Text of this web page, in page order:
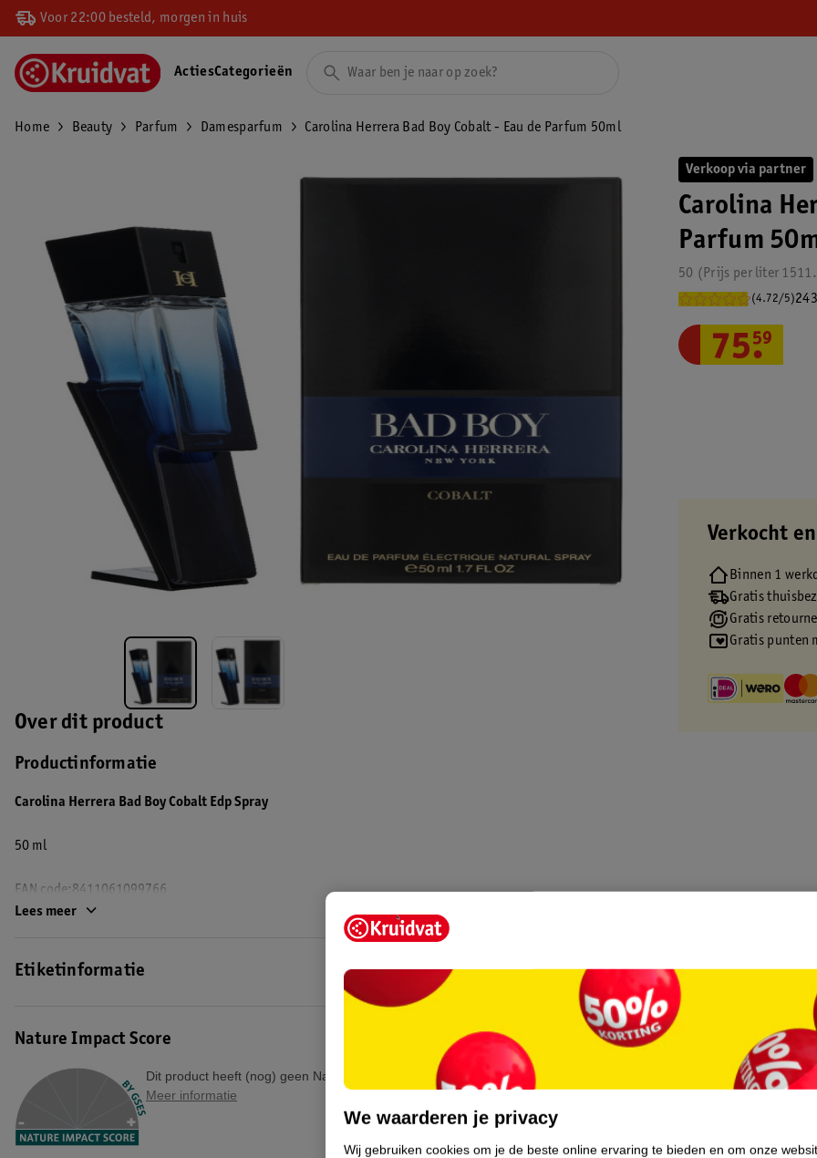
Voor 22:00 besteld, morgen in huis
ActiesCategorieën
Home Beauty Parfum Damesparfum Carolina Herrera Bad Boy Cobalt - Eau de Parfum 50ml
Over dit product
Productinformatie
Carolina Herrera Bad Boy Cobalt Edp Spray
50 ml
EAN code:8411061099766
Lees meer
Etiketinformatie
Nature Impact Score
Dit product heeft (nog) geen Nature Impact Score.
Meer informatie
Verkoop via partner
Carolina
Parfum
50 Prijs per liter
(4.72/5)
75.
59
Verkocht
Binnen 1
Gratis
Gratis
Gratis punten
We waarderen je privacy
Wij gebruiken cookies om je de beste online ervaring te bieden en om onze